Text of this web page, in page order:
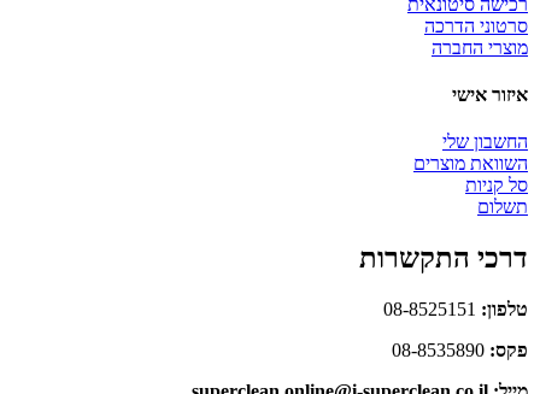
סרטוני הדרכה
מוצרי החברה
איזור אישי
החשבון שלי
השוואת מוצרים
סל קניות
תשלום
דרכי התקשרות
טלפון:
פקס: 08-8535890